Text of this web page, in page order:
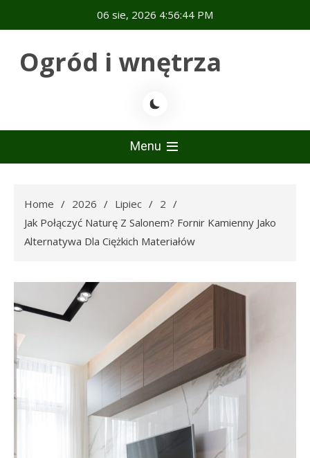
to
06 sie, 2026 4:56:45 PM
Ogród i wnętrza
Menu
Home 2026 Lipiec
2
Jak Połączyć Naturę Z Salonem? Fornir Kamienny Jako
Alternatywa Dla Ciężkich Materiałów